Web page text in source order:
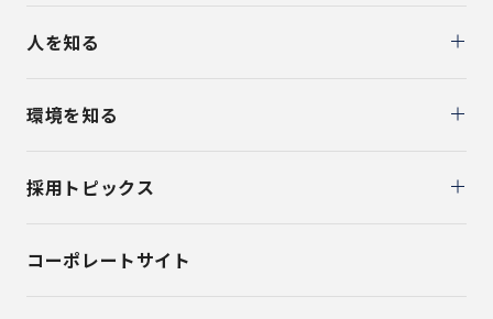
人を知る
環境を知る
採用トピックス
コーポレートサイト